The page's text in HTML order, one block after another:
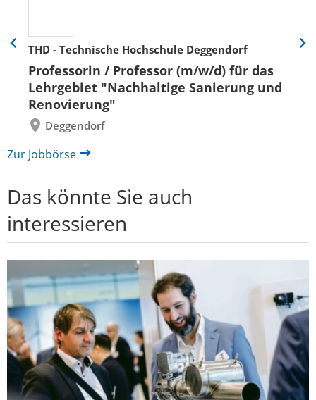
THD - Technische Hochschule Deggendorf
Professorin / Professor (m/w/d) für das
Lehrgebiet "Nachhaltige Sanierung und
Renovierung"
Deggendorf
Eine
zurück
Eine
Zur Jobbörse
Das könnte Sie auch
interessieren